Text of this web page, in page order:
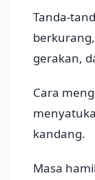
Tanda-
gerakan,
Cara
kandang.
Masa